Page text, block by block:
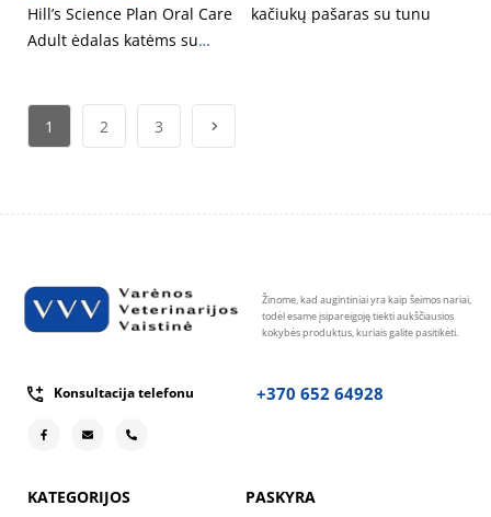
Hill’s Science Plan Oral Care
Adult ėdalas katėms su
kačiukų pašaras su tunu
1 2 3
Žinome, kad augintiniai yra kaip šeimos nariai,
todėl esame įsipareigoję tiekti aukščiausios
kokybės produktus, kuriais galite pasitikėti.
Konsultacija telefonu +370 652 64928
KATEGORIJOS PASKYRA